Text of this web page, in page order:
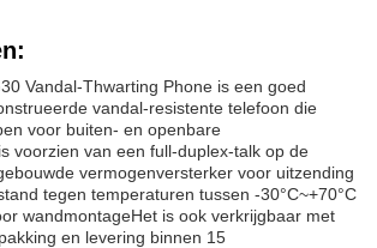
Vandal-Thwarting Phone is een goed
vandal-resistente telefoon die
voor buiten- en openbare
voorzien van een full-duplex-talk op de
vermogenversterker voor uitzending
tegen temperaturen tussen -30°C~+70°C
wandmontageHet is ook verkrijgbaar met
en levering binnen 15